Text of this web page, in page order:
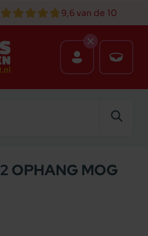
9,6 van de 10
OPHANG MOG